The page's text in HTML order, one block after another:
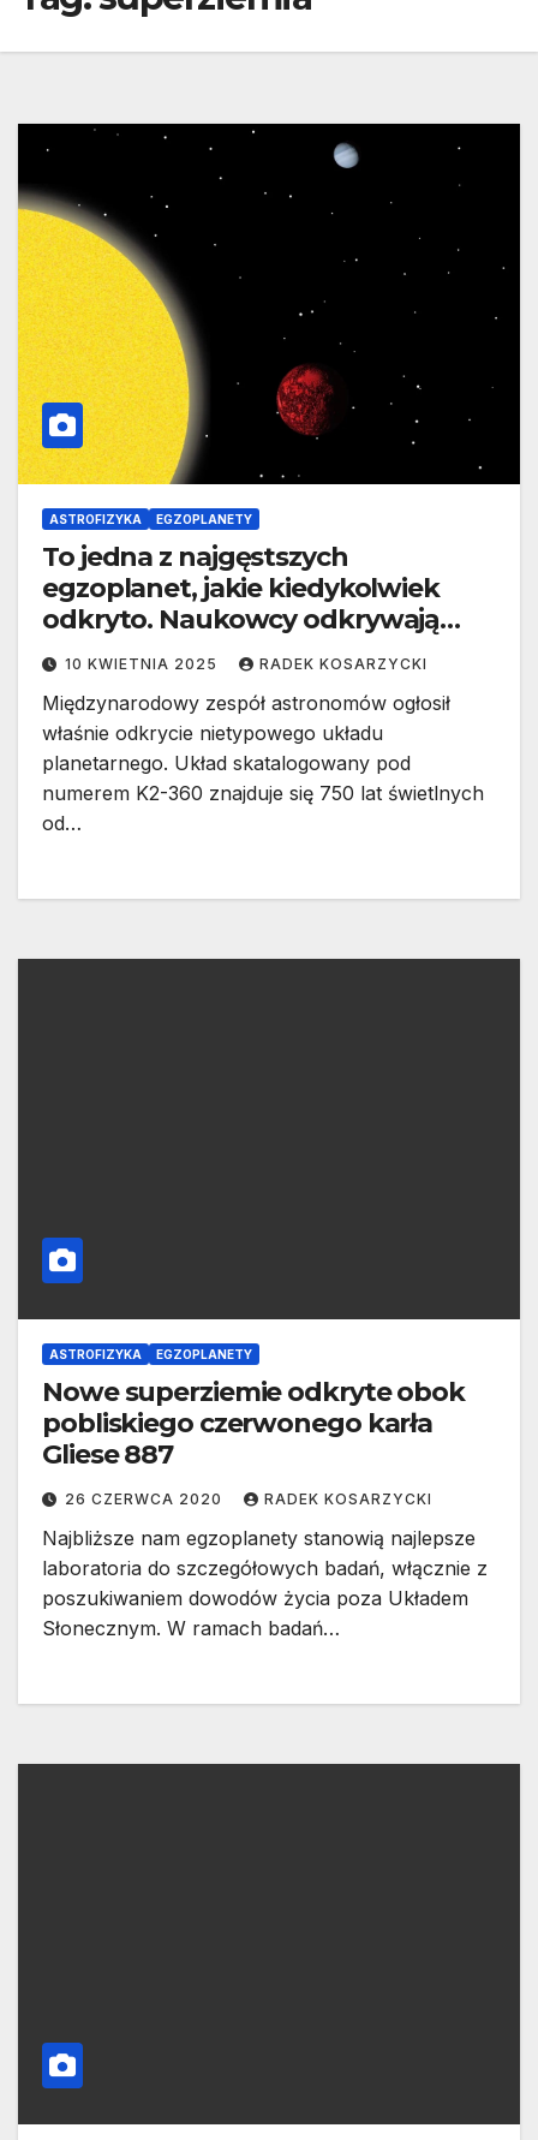
ASTROFIZYKA EGZOPLANETY
To jedna z najgęstszych
egzoplanet, jakie kiedykolwiek
odkryto. Naukowcy odkrywają
tajemnice K2-360b
10 KWIETNIA 2025 RADEK KOSARZYCKI
Międzynarodowy zespół astronomów ogłosił
właśnie odkrycie nietypowego układu
planetarnego. Układ skatalogowany pod
numerem K2-360 znajduje się 750 lat świetlnych
od…
ASTROFIZYKA EGZOPLANETY
Nowe superziemie odkryte obok
pobliskiego czerwonego karła
Gliese 887
26 CZERWCA 2020 RADEK KOSARZYCKI
Najbliższe nam egzoplanety stanowią najlepsze
laboratoria do szczegółowych badań, włącznie z
poszukiwaniem dowodów życia poza Układem
Słonecznym. W ramach badań…